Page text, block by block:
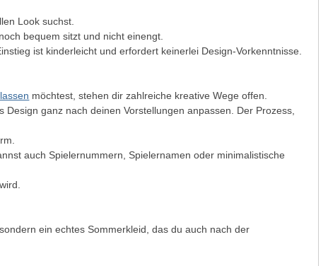
Look suchst.
bequem sitzt und nicht einengt.
ist kinderleicht und erfordert keinerlei Design-Vorkenntnisse.
möchtest, stehen dir zahlreiche kreative Wege offen.
ganz nach deinen Vorstellungen anpassen. Der Prozess,
auch Spielernummern, Spielernamen oder minimalistische
ein echtes Sommerkleid, das du auch nach der